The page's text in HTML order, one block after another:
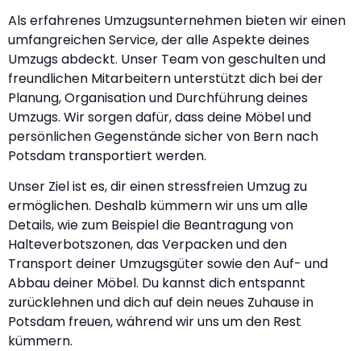
Als erfahrenes Umzugsunternehmen bieten wir einen
umfangreichen Service, der alle Aspekte deines
Umzugs abdeckt. Unser Team von geschulten und
freundlichen Mitarbeitern unterstützt dich bei der
Planung, Organisation und Durchführung deines
Umzugs. Wir sorgen dafür, dass deine Möbel und
persönlichen Gegenstände sicher von Bern nach
Potsdam transportiert werden.
Unser Ziel ist es, dir einen stressfreien Umzug zu
ermöglichen. Deshalb kümmern wir uns um alle
Details, wie zum Beispiel die Beantragung von
Halteverbotszonen, das Verpacken und den
Transport deiner Umzugsgüter sowie den Auf- und
Abbau deiner Möbel. Du kannst dich entspannt
zurücklehnen und dich auf dein neues Zuhause in
Potsdam freuen, während wir uns um den Rest
kümmern.